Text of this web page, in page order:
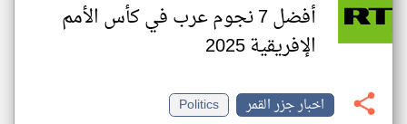
أفضل 7 نجوم عرب في كأس الأمم
الإفريقية 2025
اخبار جزر القمر
Politics